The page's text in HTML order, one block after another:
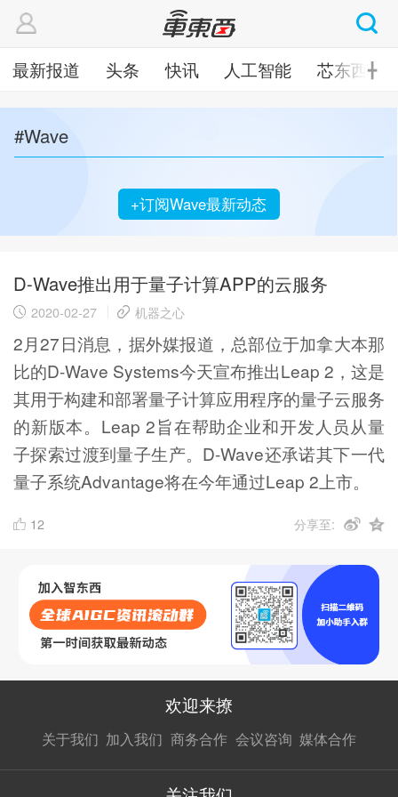
最新报道 头条 快讯 人工智能 芯东西 ╋
#Wave
+订阅Wave最新动态
D-Wave推出用于量子计算APP的云服务
2020-02-27 机器之心
2月27日消息，据外媒报道，总部位于加拿大本那
比的D-Wave Systems今天宣布推出Leap 2，这是
其用于构建和部署量子计算应用程序的量子云服务
的新版本。Leap 2旨在帮助企业和开发人员从量
子探索过渡到量子生产。D-Wave还承诺其下一代
量子系统Advantage将在今年通过Leap 2上市。
12 分享至:
欢迎来撩
关于我们 加入我们
接扔简历
商务合作
接开聊
会议咨询 媒体合作
接开聊